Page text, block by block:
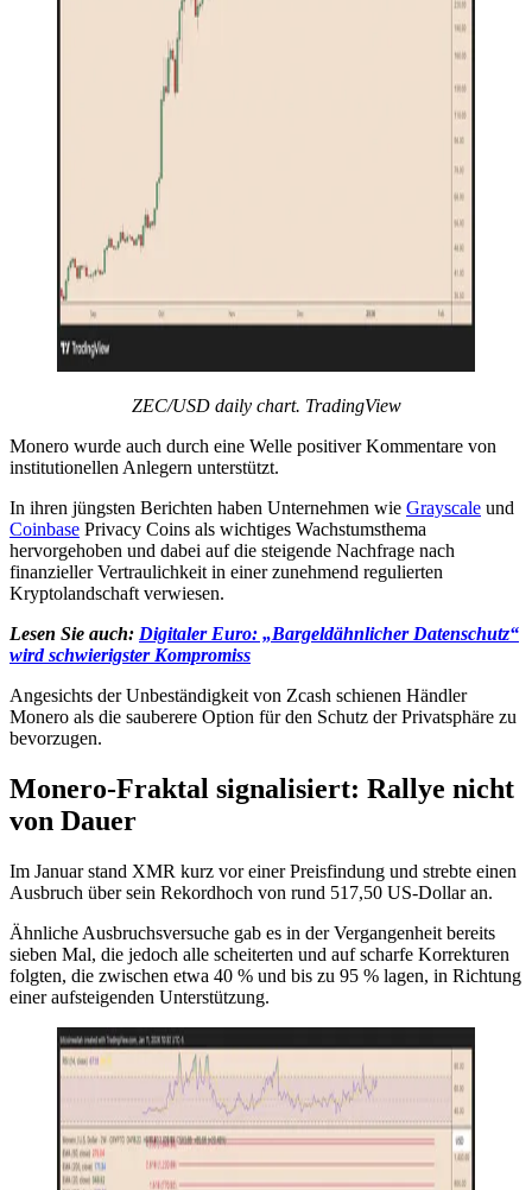
ZEC/USD daily chart. TradingView
Monero wurde auch durch eine Welle positiver Kommentare von
institutionellen Anlegern unterstützt.
In ihren jüngsten Berichten haben Unternehmen wie Grayscale und
Coinbase Privacy Coins als wichtiges Wachstumsthema
hervorgehoben und dabei auf die steigende Nachfrage nach
finanzieller Vertraulichkeit in einer zunehmend regulierten
Kryptolandschaft verwiesen.
Lesen Sie auch: Digitaler Euro: „Bargeldähnlicher Datenschutz“
wird schwierigster Kompromiss
Angesichts der Unbeständigkeit von Zcash schienen Händler
Monero als die sauberere Option für den Schutz der Privatsphäre zu
bevorzugen.
Monero-Fraktal signalisiert: Rallye nicht
von Dauer
Im Januar stand XMR kurz vor einer Preisfindung und strebte einen
Ausbruch über sein Rekordhoch von rund 517,50 US-Dollar an.
Ähnliche Ausbruchsversuche gab es in der Vergangenheit bereits
sieben Mal, die jedoch alle scheiterten und auf scharfe Korrekturen
folgten, die zwischen etwa 40 % und bis zu 95 % lagen, in Richtung
einer aufsteigenden Unterstützung.